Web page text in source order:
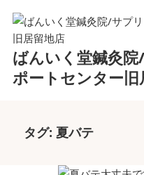
ばんいく堂鍼灸
ポートセンター旧
タグ: 夏バテ